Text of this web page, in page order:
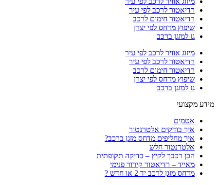
רדיאטור לרכב לפי עיר
רדיאטור חימום לרכב
שיפוץ מדחס לפי יצרן
גז למזגן ברכב
מיזוג אוויר לרכב לפי עיר
רדיאטור לרכב לפי עיר
רדיאטור חימום לרכב
שיפוץ מדחס לפי יצרן
גז למזגן ברכב
מידע מקצועי
אטמים
איך בודקים אלטרנטור
איך מחליפים מדחס מזגן ברכב?
אלטרנטור חלש
הכן רכבך לקיץ – בדיקה תקופתית
מאייד – רדיאטור קירור פנימי
מדחס מזגן לרכב יד 2 או חדש ?